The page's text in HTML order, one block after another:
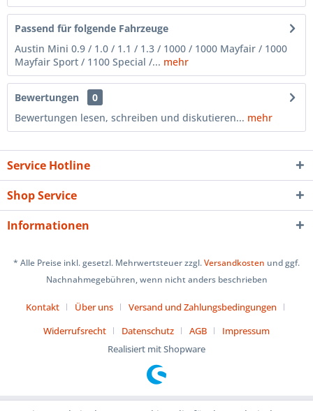
Passend für folgende Fahrzeuge
Austin Mini 0.9 / 1.0 / 1.1 / 1.3 / 1000 / 1000 Mayfair / 1000
Mayfair Sport / 1100 Special /... mehr
Bewertungen
0
Bewertungen lesen, schreiben und diskutieren... mehr
Service Hotline
Shop Service
Informationen
* Alle Preise inkl. gesetzl. Mehrwertsteuer zzgl.Versandkosten und ggf.
Nachnahmegebühren, wenn nicht anders beschrieben
Kontakt Über uns
Versand und Zahlungsbedingungen
Widerrufsrecht
Datenschutz AGB
Impressum
Realisiert mit Shopware